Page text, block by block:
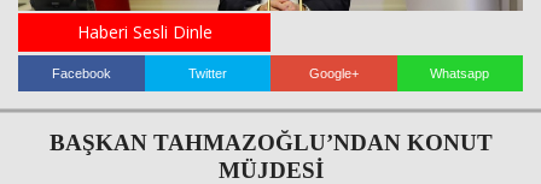
Haberi Sesli Dinle
Facebook Twitter Google+ Whatsapp
BAŞKAN TAHMAZOĞLU’NDAN KONUT
MÜJDESİ
Haberin Doğru Adresi.